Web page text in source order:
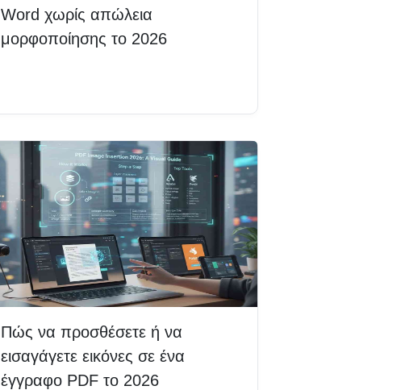
Word χωρίς απώλεια
μορφοποίησης το 2026
Πώς να προσθέσετε ή να
εισαγάγετε εικόνες σε ένα
έγγραφο PDF το 2026